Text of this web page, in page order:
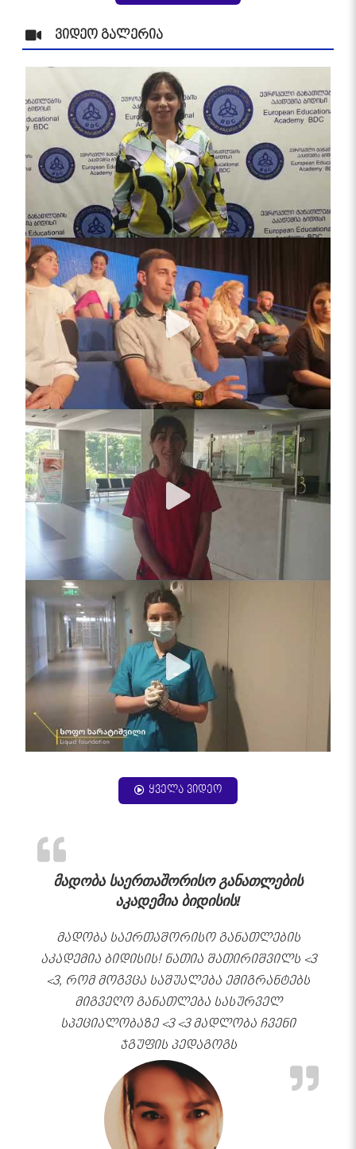
ვიდეო გალერია
ყველა ვიდეო
მადობა საერთაშორისო განათლების
აკადემია ბიდისის!
მადობა საერთაშორისო განათლების
აკადემია ბიდისის! ნათია შათირიშვილს <3
<3, რომ მოგვცა საშუალება ემიგრანტებს
მიგვეღო განათლება სასურველ
სპეციალობაზე <3 <3 მადლობა ჩვენი
ჯგუფის პედაგოგს